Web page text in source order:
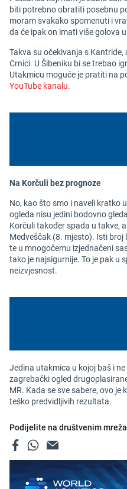
biti potrebno obratiti posebnu
moram svakako spomenuti i
da će ipak on imati više golova
Takva su očekivanja s Kantride,
Crnici. U Šibeniku bi se trebao
Utakmicu moguće je pratiti na
YouTube kanalu.
Na Korčuli bez prognoze
No, kao što smo i naveli kratko
ogleda nisu jedini bodovno
Korčuli također spada u takve,
Medveščak (8. mjesto). Isti broj
te u mnogočemu izjednačeni
tako je najsigurnije. To je pak u
neizvjesnost.
Jedina utakmica u kojoj baš i
zagrebački ogled
MR. Kada se sve sabere, ovo
teško predvidljivih rezultata.
Podijelite na društvenim